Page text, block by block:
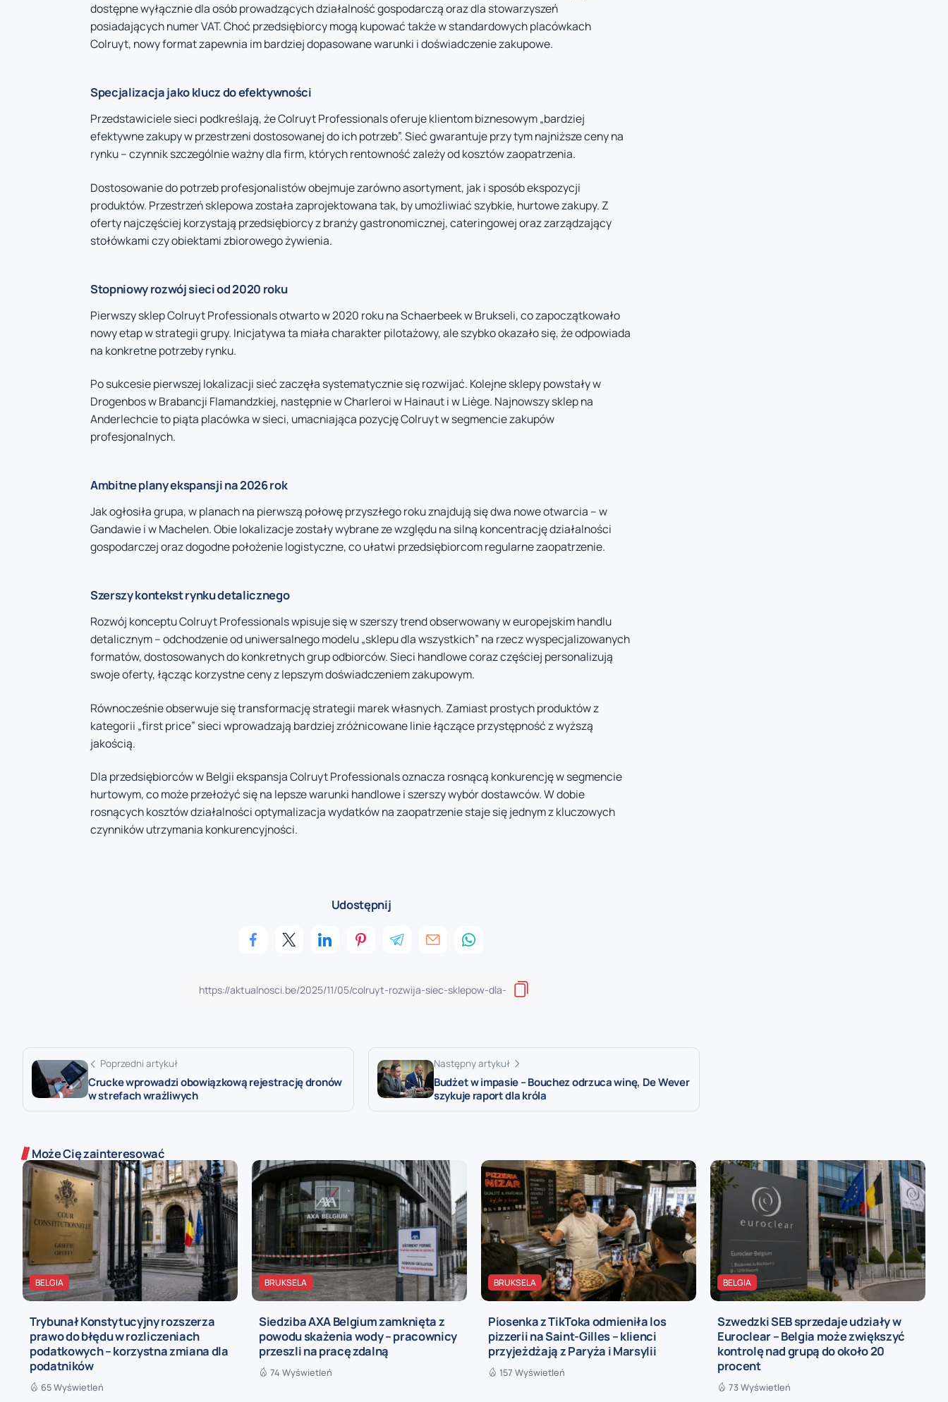
dostępne wyłącznie dla osób prowadzących działalność gospodarczą oraz dla stowarzyszeń
posiadających numer VAT. Choć przedsiębiorcy mogą kupować także w standardowych placówkach
Colruyt, nowy format zapewnia im bardziej dopasowane warunki i doświadczenie zakupowe.
Specjalizacja jako klucz do efektywności
Przedstawiciele sieci podkreślają, że Colruyt Professionals oferuje klientom biznesowym „bardziej
efektywne zakupy w przestrzeni dostosowanej do ich potrzeb”. Sieć gwarantuje przy tym najniższe ceny na
rynku – czynnik szczególnie ważny dla firm, których rentowność zależy od kosztów zaopatrzenia.
Dostosowanie do potrzeb profesjonalistów obejmuje zarówno asortyment, jak i sposób ekspozycji
produktów. Przestrzeń sklepowa została zaprojektowana tak, by umożliwiać szybkie, hurtowe zakupy. Z
oferty najczęściej korzystają przedsiębiorcy z branży gastronomicznej, cateringowej oraz zarządzający
stołówkami czy obiektami zbiorowego żywienia.
Stopniowy rozwój sieci od 2020 roku
Pierwszy sklep Colruyt Professionals otwarto w 2020 roku na Schaerbeek w Brukseli, co zapoczątkowało
nowy etap w strategii grupy. Inicjatywa ta miała charakter pilotażowy, ale szybko okazało się, że odpowiada
na konkretne potrzeby rynku.
Po sukcesie pierwszej lokalizacji sieć zaczęła systematycznie się rozwijać. Kolejne sklepy powstały w
Drogenbos w Brabancji Flamandzkiej, następnie w Charleroi w Hainaut i w Liège. Najnowszy sklep na
Anderlechcie to piąta placówka w sieci, umacniająca pozycję Colruyt w segmencie zakupów
profesjonalnych.
Ambitne plany ekspansji na 2026 rok
Jak ogłosiła grupa, w planach na pierwszą połowę przyszłego roku znajdują się dwa nowe otwarcia – w
Gandawie i w Machelen. Obie lokalizacje zostały wybrane ze względu na silną koncentrację działalności
gospodarczej oraz dogodne położenie logistyczne, co ułatwi przedsiębiorcom regularne zaopatrzenie.
Szerszy kontekst rynku detalicznego
Rozwój konceptu Colruyt Professionals wpisuje się w szerszy trend obserwowany w europejskim handlu
detalicznym – odchodzenie od uniwersalnego modelu „sklepu dla wszystkich” na rzecz wyspecjalizowanych
formatów, dostosowanych do konkretnych grup odbiorców. Sieci handlowe coraz częściej personalizują
swoje oferty, łącząc korzystne ceny z lepszym doświadczeniem zakupowym.
Równocześnie obserwuje się transformację strategii marek własnych. Zamiast prostych produktów z
kategorii „first price” sieci wprowadzają bardziej zróżnicowane linie łączące przystępność z wyższą
jakością.
Dla przedsiębiorców w Belgii ekspansja Colruyt Professionals oznacza rosnącą konkurencję w segmencie
hurtowym, co może przełożyć się na lepsze warunki handlowe i szerszy wybór dostawców. W dobie
rosnących kosztów działalności optymalizacja wydatków na zaopatrzenie staje się jednym z kluczowych
czynników utrzymania konkurencyjności.
Udostępnij
Poprzedni artykuł
Crucke wprowadzi obowiązkową rejestrację dronów
w strefach wrażliwych
Następny artykuł
Budżet w impasie – Bouchez odrzuca winę, De Wever
szykuje raport dla króla
Może Cię zainteresować
BELGIA
Trybunał Konstytucyjny rozszerza
prawo do błędu w rozliczeniach
podatkowych – korzystna zmiana dla
podatników
65 Wyświetleń
BRUKSELA
Siedziba AXA Belgium zamknięta z
powodu skażenia wody – pracownicy
przeszli na pracę zdalną
74 Wyświetleń
BRUKSELA
Piosenka z TikToka odmieniła los
pizzerii na Saint-Gilles – klienci
przyjeżdżają z Paryża i Marsylii
157 Wyświetleń
BELGIA
Szwedzki SEB sprzedaje udziały w
Euroclear – Belgia może zwiększyć
kontrolę nad grupą do około 20
procent
73 Wyświetleń